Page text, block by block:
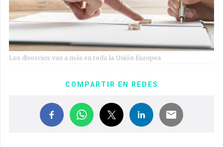
Los divorcios van a más en toda la Unión Europea
COMPARTIR EN REDES